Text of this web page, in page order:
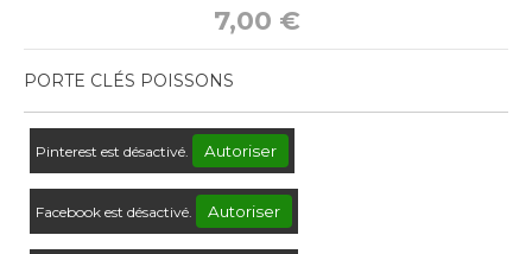
7,00 €
PORTE CLÉS POISSONS
Pinterest est désactivé. Autoriser
Facebook est désactivé. Autoriser